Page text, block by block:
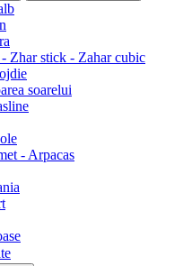
Zhar stick - Zahar cubic
soarelui
- Arpacas